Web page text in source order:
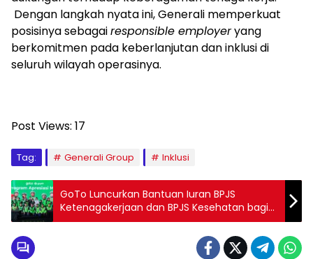
Dengan langkah nyata ini, Generali memperkuat
posisinya sebagairesponsible employeryang
berkomitmen pada keberlanjutan dan inklusi di
seluruh wilayah operasinya.
Post Views: 17
Tag: Generali Group Inklusi
GoTo Luncurkan Bantuan Iuran BPJS
Ketenagakerjaan dan BPJS Kesehatan bagi
Mitra Gojek Berkinerja Terbaik